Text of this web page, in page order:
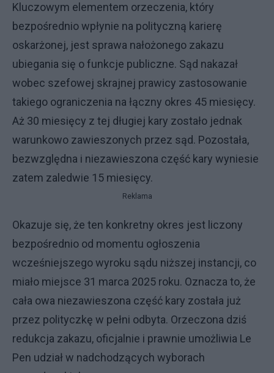
Kluczowym elementem orzeczenia, który
bezpośrednio wpłynie na polityczną karierę
oskarżonej, jest sprawa nałożonego zakazu
ubiegania się o funkcje publiczne. Sąd nakazał
wobec szefowej skrajnej prawicy zastosowanie
takiego ograniczenia na łączny okres 45 miesięcy.
Aż 30 miesięcy z tej długiej kary zostało jednak
warunkowo zawieszonych przez sąd. Pozostała,
bezwzględna i niezawieszona część kary wyniesie
zatem zaledwie 15 miesięcy.
Reklama
Okazuje się, że ten konkretny okres jest liczony
bezpośrednio od momentu ogłoszenia
wcześniejszego wyroku sądu niższej instancji, co
miało miejsce 31 marca 2025 roku. Oznacza to, że
cała owa niezawieszona część kary została już
przez polityczkę w pełni odbyta. Orzeczona dziś
redukcja zakazu, oficjalnie i prawnie umożliwia Le
Pen udział w nadchodzących wyborach